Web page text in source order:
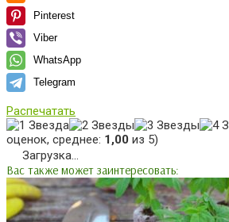
Pinterest
Viber
WhatsApp
Telegram
Распечатать
оценок, среднее: 1,00 из 5)
Загрузка...
Вас также может заинтересовать: